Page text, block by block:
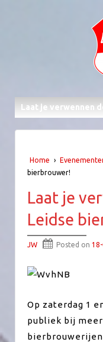
Laat je verwennen
Home ›
bierbrouwer!
Laat je
Leidse
JW Posted on
Op zaterdag 1
publiek bij